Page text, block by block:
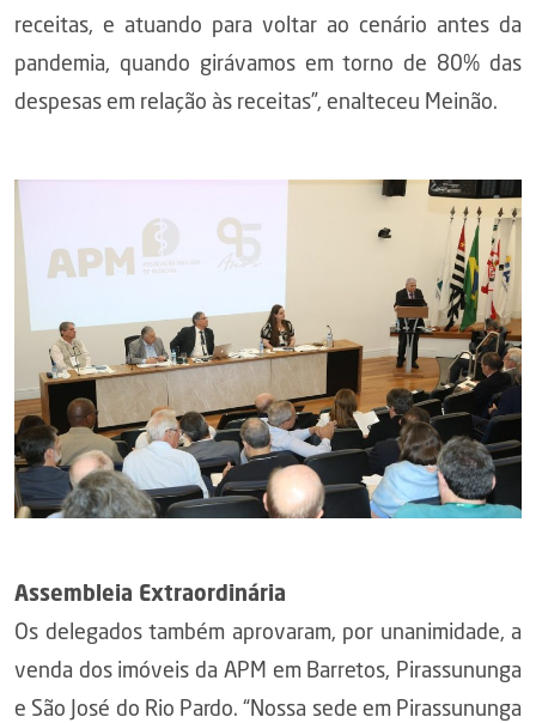
receitas, e atuando para voltar ao cenário antes da
pandemia, quando girávamos em torno de 80% das
despesas em relação às receitas”, enalteceu Meinão.
Assembleia Extraordinária
Os delegados também aprovaram, por unanimidade, a
venda dos imóveis da APM em Barretos, Pirassununga
e São José do Rio Pardo. “Nossa sede em Pirassununga